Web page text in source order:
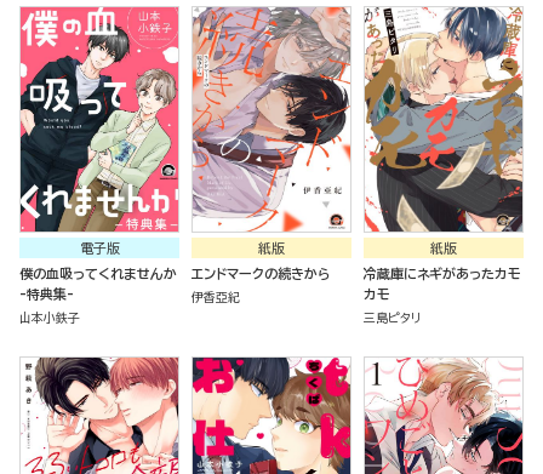
電子版
僕の血吸ってくれませんか
-特典集-
山本小鉄子
紙版
エンドマークの続きから
伊香亞紀
紙版
冷蔵庫にネギがあったカモ
カモ
三島ピタリ